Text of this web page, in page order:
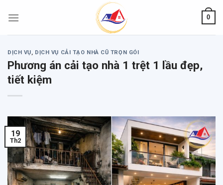
0
DỊCH VỤ, DỊCH VỤ CẢI TẠO NHÀ CŨ TRỌN GÓI
Phương án cải tạo nhà 1 trệt 1 lầu đẹp,
tiết kiệm
19
Th2